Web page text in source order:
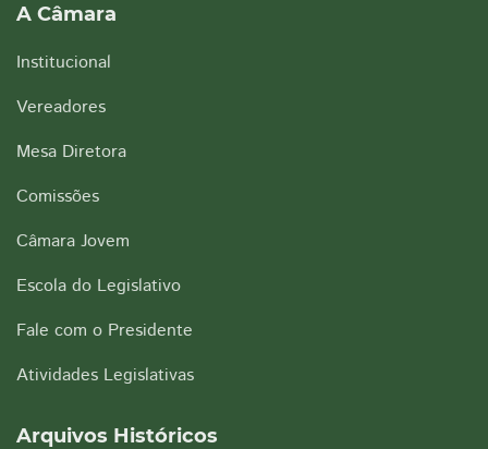
A Câmara
Institucional
Vereadores
Mesa Diretora
Comissões
Câmara Jovem
Escola do Legislativo
Fale com o Presidente
Atividades Legislativas
Arquivos Históricos